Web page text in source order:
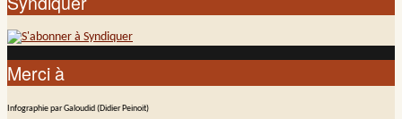
Merci à
Infographie par Galoudid (Didier Peinoit)